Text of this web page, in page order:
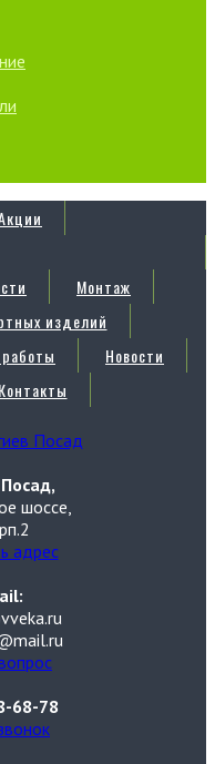
Монтаж
изделий
Новости
Контакты
Посад,
шоссе,
адрес
68-78